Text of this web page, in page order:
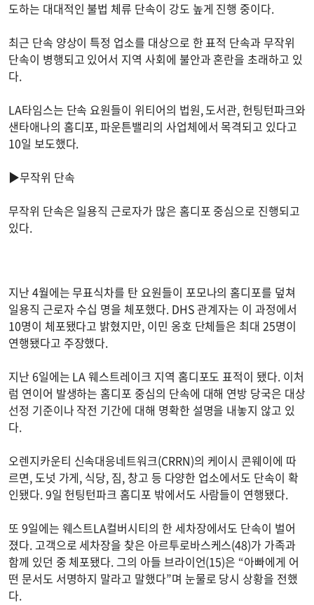
도하는 대대적인 불법 체류 단속이 강도 높게 진행 중이다.
최근 단속 양상이 특정 업소를 대상으로 한 표적 단속과 무작위
단속이 병행되고 있어서 지역 사회에 불안과 혼란을 초래하고 있
다.
LA타임스는 단속 요원들이 위티어의 법원, 도서관, 헌팅턴파크와
샌타애나의 홈디포, 파운튼밸리의 사업체에서 목격되고 있다고
10일 보도했다.
▶무작위 단속
무작위 단속은 일용직 근로자가 많은 홈디포 중심으로 진행되고
있다.
지난 4월에는 무표식차를 탄 요원들이 포모나의 홈디포를 덮쳐
일용직 근로자 수십 명을 체포했다. DHS 관계자는 이 과정에서
10명이 체포됐다고 밝혔지만, 이민 옹호 단체들은 최대 25명이
연행됐다고 주장했다.
지난 6일에는 LA 웨스트레이크 지역 홈디포도 표적이 됐다. 이처
럼 연이어 발생하는 홈디포 중심의 단속에 대해 연방 당국은 대상
선정 기준이나 작전 기간에 대해 명확한 설명을 내놓지 않고 있
다.
오렌지카운티 신속대응네트워크(CRRN)의 케이시 콘웨이에 따
르면, 도넛 가게, 식당, 짐, 창고 등 다양한 업소에서도 단속이 확
인됐다. 9일 헌팅턴파크 홈디포 밖에서도 사람들이 연행됐다.
또 9일에는 웨스트LA컬버시티의 한 세차장에서도 단속이 벌어
졌다. 고객으로 세차장을 찾은 아르투로바스케스(48)가 가족과
함께 있던 중 체포됐다. 그의 아들 브라이언(15)은 “아빠에게 어
떤 문서도 서명하지 말라고 말했다”며 눈물로 당시 상황을 전했
다.